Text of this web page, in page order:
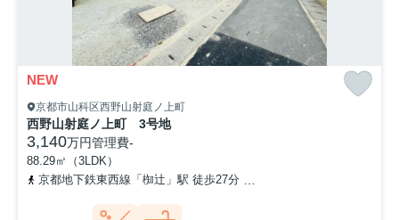
NEW
京都市山科区西野山射庭ノ上町
西野山射庭ノ上町 3号地
3,140万円管理費-
88.29㎡（3LDK）
京都地下鉄東西線「椥辻」駅 徒歩27分